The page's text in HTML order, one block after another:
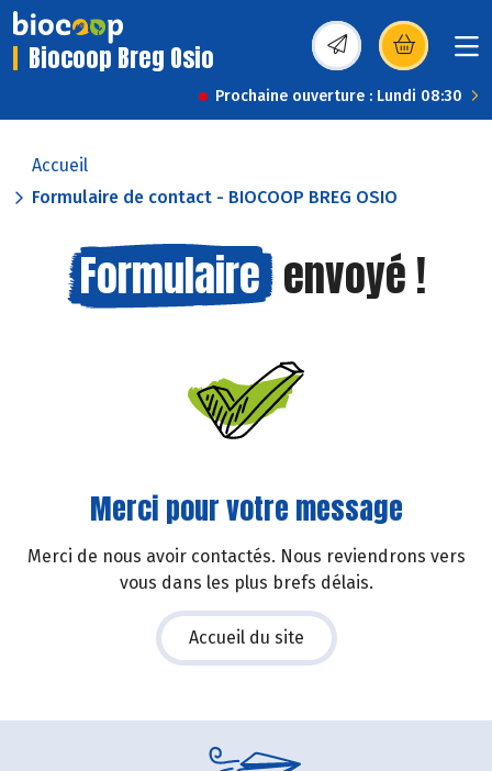
Biocoop Breg Osio (s’ouvre dans une
Prochaine ouverture : Lundi 08:30
Accueil
Formulaire de contact - BIOCOOP BREG OSIO
Formulaire envoyé !
Merci pour votre message
Merci de nous avoir contactés. Nous reviendrons vers
vous dans les plus brefs délais.
Accueil du site